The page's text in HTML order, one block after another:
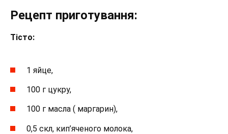
Рецепт приготування:
Тісто:
1 яйце,
100 г цукру,
100 г масла ( маргарин),
0,5 скл, кип’яченого молока,